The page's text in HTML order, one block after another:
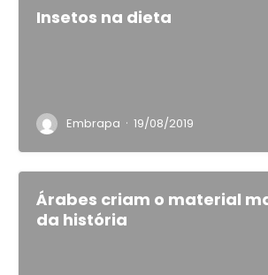
Insetos na dieta
Embrapa · 19/08/2019
Árabes criam o material
da história